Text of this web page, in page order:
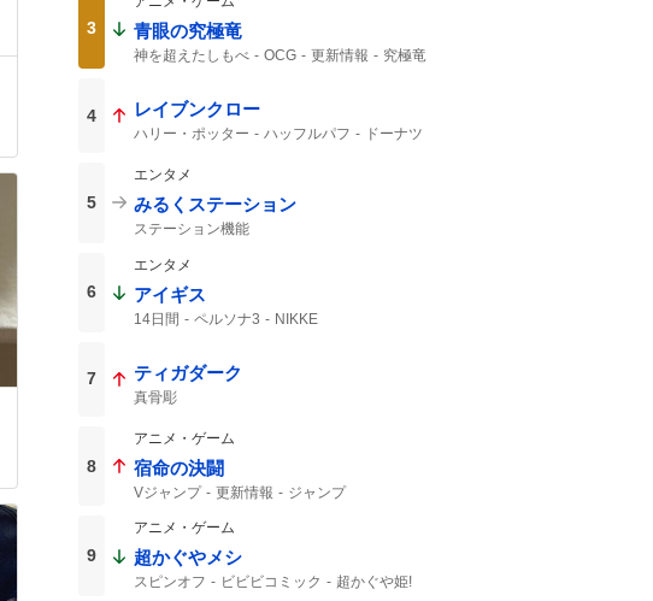
3 青眼の究極竜
神を超えたしもべ OCG 更新情報
究極竜
4 レイブンクロー
ハリー・ポッター ハッフルパフ
ドーナツ
5
エンタメ
みるくステーション
ステーション機能
6
エンタメ
アイギス
14日間 ペルソナ3 NIKKE
7 ティガダーク
真骨彫
8
アニメ・ゲーム
宿命の決闘
Vジャンプ 更新情報 ジャンプ
9
アニメ・ゲーム
超かぐやメシ
スピンオフ ビビビコミック
超かぐや姫!